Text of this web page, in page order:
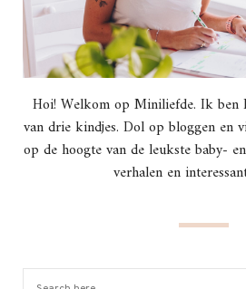
Hoi! Welkom op Miniliefde. Ik ben
van drie kindjes. Dol op bloggen en
op de hoogte van de leukste baby-
verhalen en